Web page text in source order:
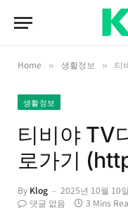
Home » 생활정보 » 티
생활정보
티비야 TV
로가기
By Klog 2025년 10월 10일
댓글 없음
3 Mins